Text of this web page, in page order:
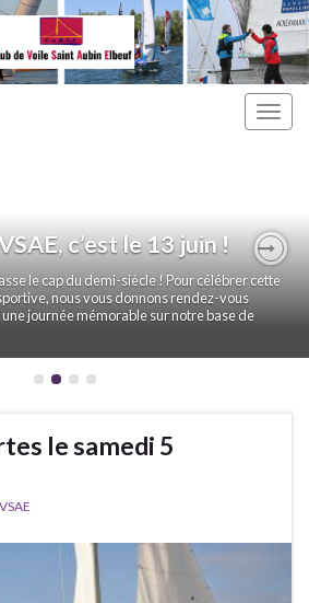
c’est le 13 juin !
le cap du demi-siècle ! Pour célébrer cette
nous vous donnons rendez-vous
journée mémorable sur notre base de
le samedi 5